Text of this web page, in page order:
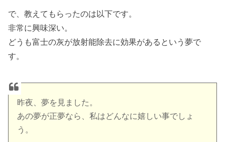
で、教えてもらったのは以下です。
非常に興味深い。
どうも富士の灰が放射能除去に効果があるという夢で
す。
昨夜、夢を見ました。
あの夢が正夢なら、私はどんなに嬉しい事でしょ
う。